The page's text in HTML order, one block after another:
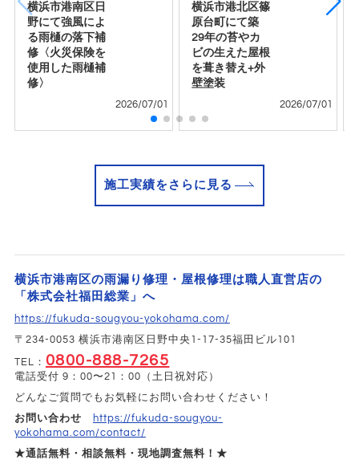
横浜市港南区日
野にて強風によ
る雨樋の落下補
修〈火災保険を
使用した雨樋補
修〉
2026/07/01
横浜市港北区篠
原台町にて築
29年の苔やカ
ビの生えた屋根
を葺き替え+外
壁塗装
2026/07/01
施工実績をさらに見る
横浜市港南区の雨漏り修理・屋根修理は職人直営店の
「株式会社福田総業」へ
https://fukuda-sougyou-yokohama.com/
〒234-0053 横浜市港南区日野中央1-17-35福田ビル101
TEL： 0800-888-7265
電話受付 9：00〜21：00（土日祝対応）
どんなご質問でもお気軽にお問い合わせください！
お問い合わせ
https://fukuda-sougyou-
yokohama.com/contact/
★通話無料・相談無料・現地調査無料！★